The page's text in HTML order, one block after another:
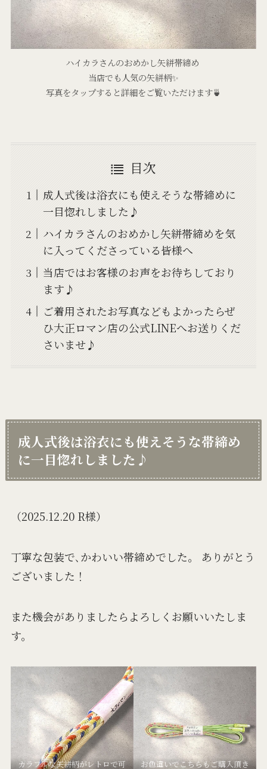
ハイカラさんのおめかし矢絣帯締め
当店でも人気の矢絣柄✨
写真をタップすると詳細をご覧いただけます🍵
目次
成人式後は浴衣にも使えそうな帯締めに
一目惚れしました♪
ハイカラさんのおめかし矢絣帯締めを気
に入ってくださっている皆様へ
当店ではお客様のお声をお待ちしており
ます♪
ご着用されたお写真などもよかったらぜ
ひ大正ロマン店の公式LINEへお送りくだ
さいませ♪
成人式後は浴衣にも使えそうな帯締め
に一目惚れしました♪
（2025.12.20 R様）
丁寧な包装で､かわいい帯締めでした。 ありがとう
ございました！
また機会がありましたらよろしくお願いいたしま
す。
カラフルな矢絣柄がレトロで可 お色違いでこちらもご購入頂き